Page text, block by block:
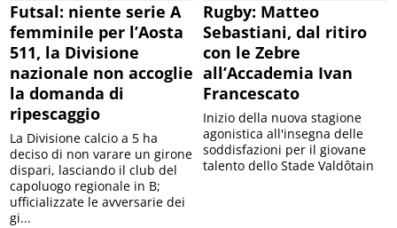
Futsal: niente serie A
femminile per l’Aosta
511, la Divisione
nazionale non accoglie
la domanda di
ripescaggio
La Divisione calcio a 5 ha
deciso di non varare un girone
dispari, lasciando il club del
capoluogo regionale in B;
ufficializzate le avversarie dei
gi...
Rugby: Matteo
Sebastiani, dal ritiro
con le Zebre
all’Accademia Ivan
Francescato
Inizio della nuova stagione
agonistica all'insegna delle
soddisfazioni per il giovane
talento dello Stade Valdôtain